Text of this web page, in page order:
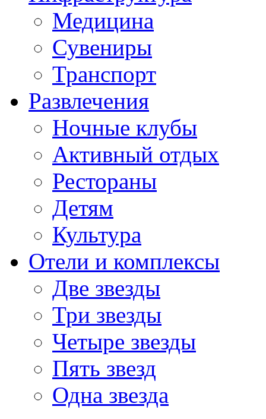
Медицина
Сувениры
Транспорт
Развлечения
Ночные клубы
Активный отдых
Рестораны
Детям
Культура
Отели и комплексы
Две звезды
Три звезды
Четыре звезды
Пять звезд
Одна звезда